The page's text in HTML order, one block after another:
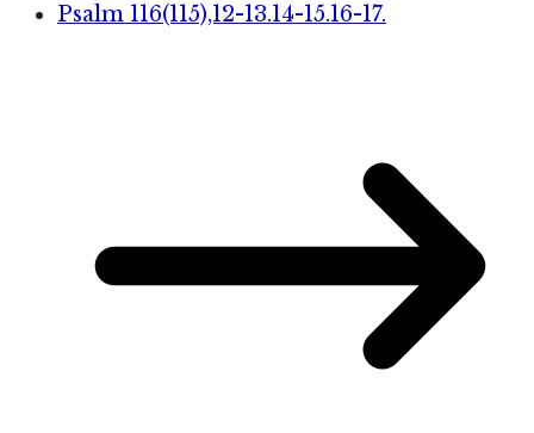
Psalm 116(115),12-13.14-15.16-17.